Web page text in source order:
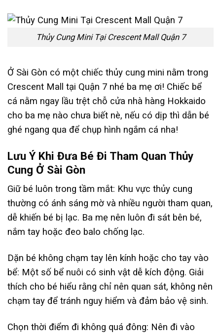
Thủy Cung Mini Tại Crescent Mall Quận 7
Ở Sài Gòn có một chiếc thủy cung mini nằm trong
Crescent Mall tại Quận 7 nhé ba mẹ ơi! Chiếc bể
cá nằm ngay lầu trệt chỗ cửa nhà hàng Hokkaido
cho ba mẹ nào chưa biết nè, nếu có dịp thì dẫn bé
ghé ngang qua để chụp hình ngắm cá nha!
Lưu Ý Khi Đưa Bé Đi Tham Quan Thủy
Cung Ở Sài Gòn
Giữ bé luôn trong tầm mắt: Khu vực thủy cung
thường có ánh sáng mờ và nhiều người tham quan,
dễ khiến bé bị lạc. Ba mẹ nên luôn đi sát bên bé,
nắm tay hoặc đeo balo chống lạc.
Dặn bé không chạm tay lên kính hoặc cho tay vào
bể: Một số bể nuôi có sinh vật dễ kích động. Giải
thích cho bé hiểu rằng chỉ nên quan sát, không nên
chạm tay để tránh nguy hiểm và đảm bảo vệ sinh.
Chọn thời điểm đi không quá đông: Nên đi vào